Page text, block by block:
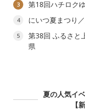
3 第18回ハチロク
4 にいつ夏まつり
5
第38回 ふるさと
県
夏の人気イ
【